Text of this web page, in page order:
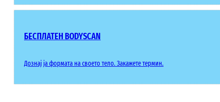
БЕСПЛАТЕН BODYSCAN
Дознај ја формата на своето тело. Закажете термин.